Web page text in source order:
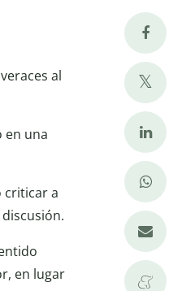
al
en una
criticar a
en lugar